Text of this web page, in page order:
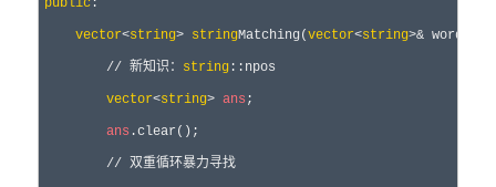
public :
vector<string> stringMatching(vector<string>& words) {
        // 新知识：
string ::npos
vector<string> ans ;
ans .clear();
        // 双重循环暴力寻找